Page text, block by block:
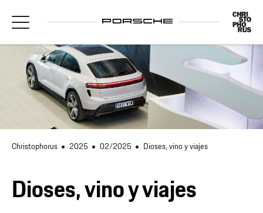
Christophorus 2025 02/2025 Dioses, vino y viajes
Dioses, vino y viajes